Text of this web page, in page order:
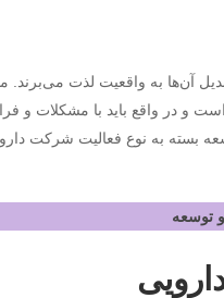
آن‌ها به واقعیت لذت می‌برند.
در واقع باید با مشکلات و
بسته به نوع فعالیت شرکت
توسعه